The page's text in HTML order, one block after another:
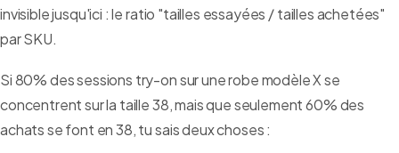
invisible jusqu'ici : le ratio "tailles essayées / tailles achetées"
par SKU.
Si 80% des sessions try-on sur une robe modèle X se
concentrent sur la taille 38, mais que seulement 60% des
achats se font en 38, tu sais deux choses :